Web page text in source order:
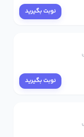
نوبت بگیرید
نوبت بگیرید